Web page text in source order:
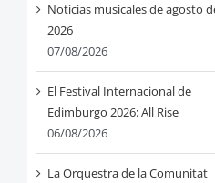
Noticias musicales de agosto
2026
07/08/2026
El Festival Internacional de
Edimburgo 2026: All Rise
06/08/2026
La Orquestra de la Comunitat